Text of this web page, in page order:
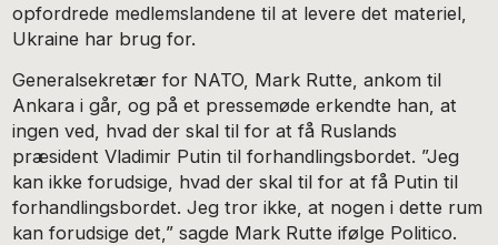
opfordrede medlemslandene til at levere det materiel,
Ukraine har brug for.
Generalsekretær for NATO, Mark Rutte, ankom til
Ankara i går, og på et pressemøde erkendte han, at
ingen ved, hvad der skal til for at få Ruslands
præsident Vladimir Putin til forhandlingsbordet. ”Jeg
kan ikke forudsige, hvad der skal til for at få Putin til
forhandlingsbordet. Jeg tror ikke, at nogen i dette rum
kan forudsige det,” sagde Mark Rutte ifølge Politico.